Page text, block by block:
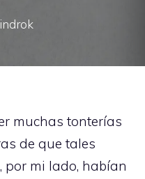
muchas tonterías
de que tales
por mi lado, habían